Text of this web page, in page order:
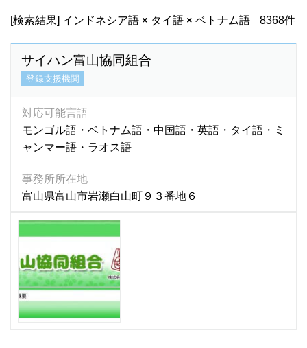
対応可能地域
アラビア語 (13)
アゼルバイジャン語
イタリア語
イロガノ語 (1)
イロンゴ語 (1)
インド語 (93)
ヴィサヤ語 (1)
ウクライナ語 (5)
ウズベキ語 (1)
[検索結果] インドネシア語 タイ語 ベトナム語 8368件
サイハン富山協同組合
登録支援機関
対応可能言語
モンゴル語・ベトナム語・中国語・英語・タイ語・ミ
ャンマー語・ラオス語
事務所所在地
富山県富山市岩瀬白山町９３番地６